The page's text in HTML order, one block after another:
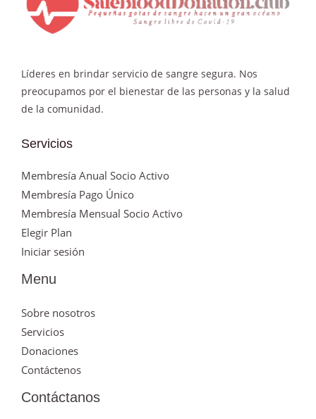
Líderes en brindar servicio de sangre segura. Nos
preocupamos por el bienestar de las personas y la salud
de la comunidad.
Servicios
Membresía Anual Socio Activo
Membresía Pago Único
Membresía Mensual Socio Activo
Elegir Plan
Iniciar sesión
Menu
Sobre nosotros
Servicios
Donaciones
Contáctenos
Contáctanos